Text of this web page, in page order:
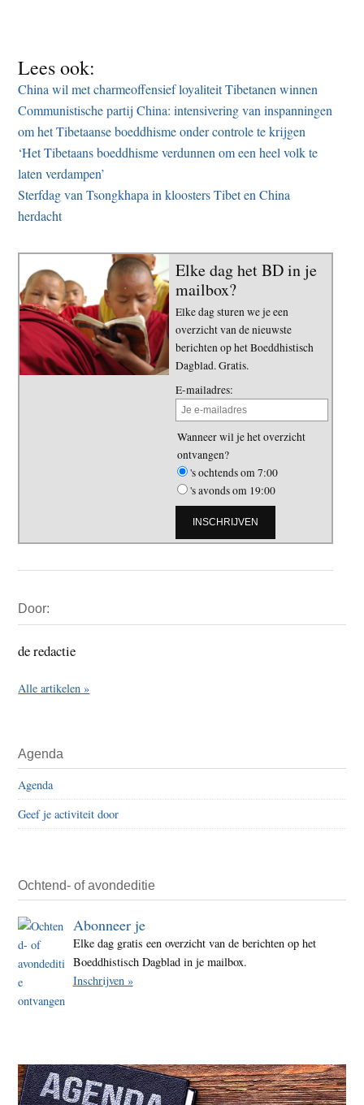
Lees ook:
China wil met charmeoffensief loyaliteit Tibetanen winnen
Communistische partij China: intensivering van inspanningen
om het Tibetaanse boeddhisme onder controle te krijgen
‘Het Tibetaans boeddhisme verdunnen om een heel volk te
laten verdampen’
Sterfdag van Tsongkhapa in kloosters Tibet en China
herdacht
Elke dag het BD in je
mailbox?
Elke dag sturen we je een
overzicht van de nieuwste
berichten op het Boeddhistisch
Dagblad. Gratis.
E-mailadres:
Wanneer wil je het overzicht
ontvangen?
's ochtends om 7:00
's avonds om 19:00
Sidebar
Door:
de redactie
Alle artikelen »
Agenda
Agenda
Geef je activiteit door
Ochtend- of avondeditie
Abonneer je
Elke dag gratis een overzicht van de berichten op het
Boeddhistisch Dagblad in je mailbox.
Inschrijven »